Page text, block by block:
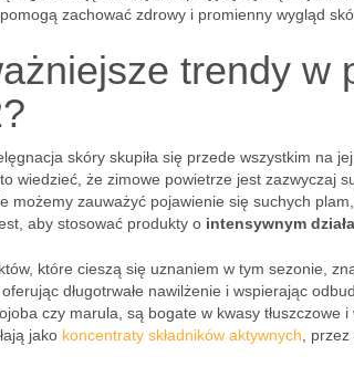
zachować zdrowy i promienny wygląd
trendy w
skóry skupiła się przede wszystkim na jej
wiedzieć, że zimowe powietrze jest zazwyczaj
możemy zauważyć pojawienie się suchych
aby stosować produkty o intensywnym
które cieszą się uznaniem w tym sezonie,
długotrwałe nawilżenie i wspierając
czy marula, są bogate w kwasy tłuszczowe
jako koncentraty składników aktywnych ,